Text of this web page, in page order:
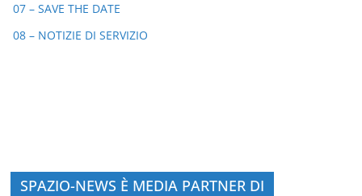
07 – SAVE THE DATE
08 – NOTIZIE DI SERVIZIO
SPAZIO-NEWS È MEDIA PARTNER DI